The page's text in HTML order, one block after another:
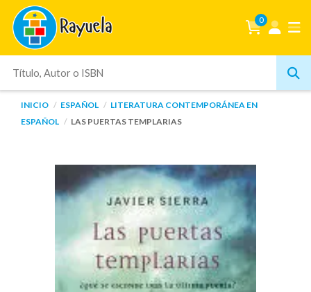
0
INICIO ESPAÑOL
LITERATURA CONTEMPORÁNEA EN
ESPAÑOL
LAS PUERTAS TEMPLARIAS